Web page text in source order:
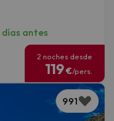
días antes
2 noches desde
119€/pers.
991